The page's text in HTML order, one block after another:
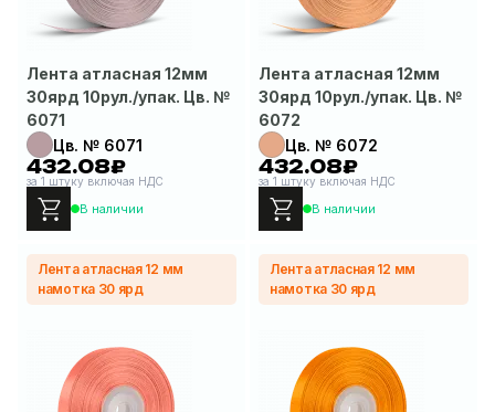
Лента атласная 12мм
30ярд 10рул./упак. Цв. №
6071
Цв. № 6071
432.08₽
за 1 штуку включая НДС
В наличии
Лента атласная 12мм
30ярд 10рул./упак. Цв. №
6072
Цв. № 6072
432.08₽
за 1 штуку включая НДС
В наличии
Лента атласная 12 мм
намотка 30 ярд
Лента атласная 12 мм
намотка 30 ярд